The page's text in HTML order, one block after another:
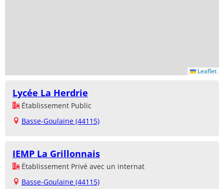
Leaflet
Lycée La Herdrie
Établissement Public
Basse-Goulaine (44115)
IEMP La Grillonnais
Établissement Privé avec un internat
Basse-Goulaine (44115)